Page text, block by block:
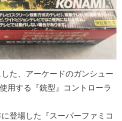
た、アーケードのガンシュー
用する『銃型』コントローラ
登場した『スーパーファミコ